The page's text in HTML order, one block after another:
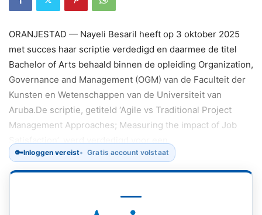
ORANJESTAD — Nayeli Besaril heeft op 3 oktober 2025
met succes haar scriptie verdedigd en daarmee de titel
Bachelor of Arts behaald binnen de opleiding Organization,
Governance and Management (OGM) van de Faculteit der
Kunsten en Wetenschappen van de Universiteit van
Aruba.De scriptie, getiteld ‘Agile vs Traditional Project
Management Approaches; Measuring the impact of Job
afstudeercommissie bestaande uit Niels Wiskerke, MA,
drs.
🔑Inloggen vereist Gratis account volstaat